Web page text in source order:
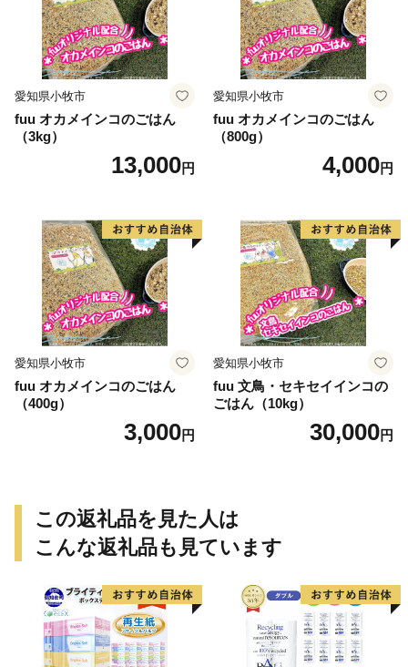
愛知県小牧市
fuu オカメインコのごはん
（3kg）
13,000円
愛知県小牧市
fuu オカメインコのごはん
（800g）
4,000円
愛知県小牧市
fuu オカメインコのごはん
（400g）
3,000円
愛知県小牧市
fuu 文鳥・セキセイインコの
ごはん（10kg）
30,000円
この返礼品を見た人は
こんな返礼品も見ています